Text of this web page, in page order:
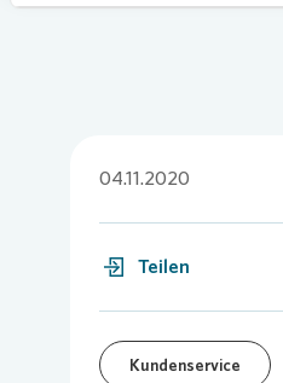
04.11.2020
Teilen
Kundenservice